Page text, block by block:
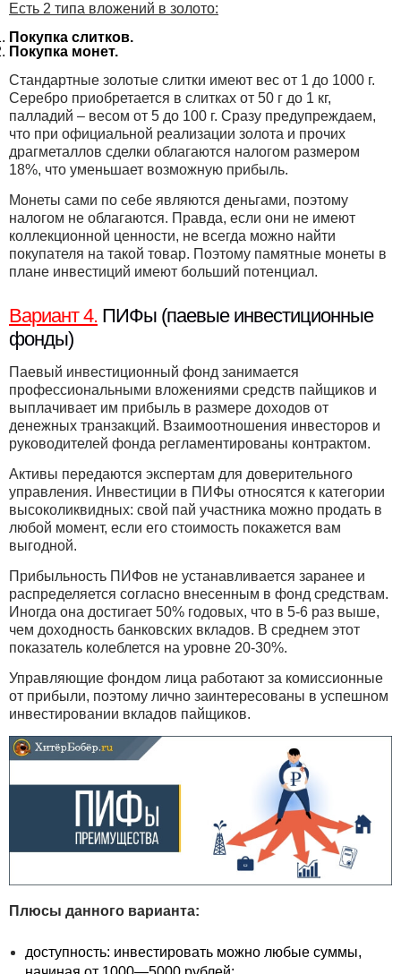
Есть 2 типа вложений в золото:
Покупка слитков.
Покупка монет.
Стандартные золотые слитки имеют вес от 1 до 1000 г.
Серебро приобретается в слитках от 50 г до 1 кг,
палладий – весом от 5 до 100 г. Сразу предупреждаем,
что при официальной реализации золота и прочих
драгметаллов сделки облагаются налогом размером
18%, что уменьшает возможную прибыль.
Монеты сами по себе являются деньгами, поэтому
налогом не облагаются. Правда, если они не имеют
коллекционной ценности, не всегда можно найти
покупателя на такой товар. Поэтому памятные монеты в
плане инвестиций имеют больший потенциал.
Вариант 4. ПИФы (паевые инвестиционные
фонды)
Паевый инвестиционный фонд занимается
профессиональными вложениями средств пайщиков и
выплачивает им прибыль в размере доходов от
денежных транзакций. Взаимоотношения инвесторов и
руководителей фонда регламентированы контрактом.
Активы передаются экспертам для доверительного
управления. Инвестиции в ПИФы относятся к категории
высоколиквидных: свой пай участника можно продать в
любой момент, если его стоимость покажется вам
выгодной.
Прибыльность ПИФов не устанавливается заранее и
распределяется согласно внесенным в фонд средствам.
Иногда она достигает 50% годовых, что в 5-6 раз выше,
чем доходность банковских вкладов. В среднем этот
показатель колеблется на уровне 20-30%.
Управляющие фондом лица работают за комиссионные
от прибыли, поэтому лично заинтересованы в успешном
инвестировании вкладов пайщиков.
Плюсы данного варианта:
доступность: инвестировать можно любые суммы,